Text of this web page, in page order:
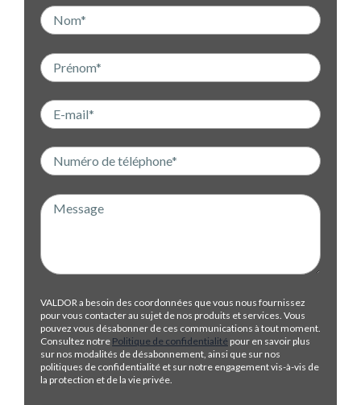
VALDOR a besoin des coordonnées que vous nous fournissez
pour vous contacter au sujet de nos produits et services. Vous
pouvez vous désabonner de ces communications à tout moment.
Consultez notre Politique de confidentialité pour en savoir plus
sur nos modalités de désabonnement, ainsi que sur nos
politiques de confidentialité et sur notre engagement vis-à-vis de
la protection et de la vie privée.